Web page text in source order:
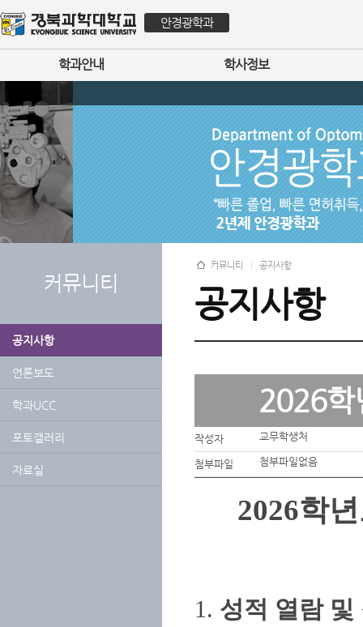
안경광학과
학과안내 학사정보
커뮤니티
공지사항
언론보도
학과UCC
포토갤러리
자료실
커뮤니티 공지사항
공지사항
2026학
작성자 교무학생처
첨부파일 첨부파일없음
2026학
1. 성적 열람 및